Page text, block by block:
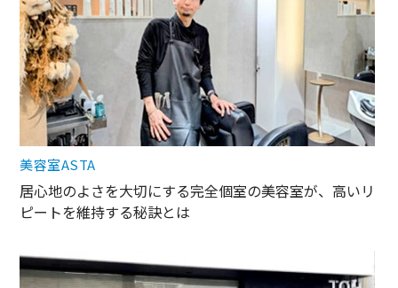
美容室ASTA
居心地のよさを大切にする完全個室の美容室が、高いリ
ピートを維持する秘訣とは